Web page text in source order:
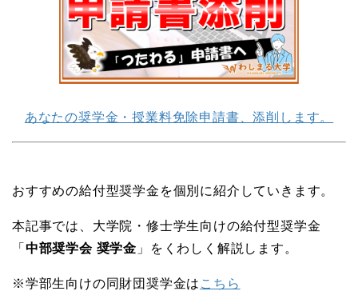
あなたの奨学金・授業料免除申請書、添削します。
おすすめの給付型奨学金を個別に紹介していきます。
本記事では、大学院・修士学生向けの給付型奨学金
「 中部奨学会 奨学金 」をくわしく解説します。
※学部生向けの同財団奨学金は こちら